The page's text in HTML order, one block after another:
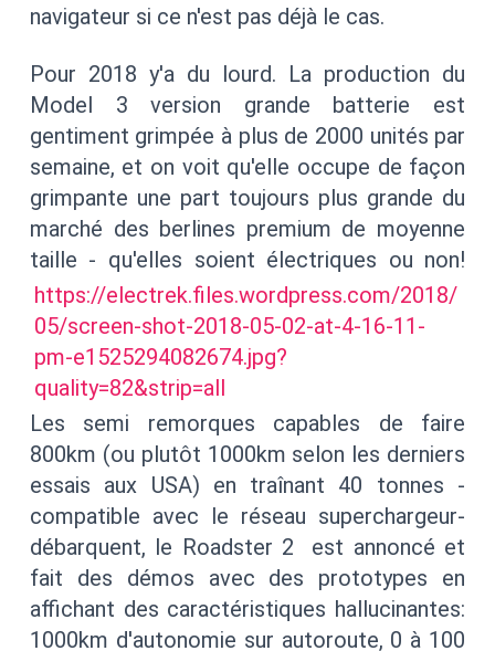
navigateur si ce n'est pas déjà le cas.
Pour 2018 y'a du lourd. La production du
Model 3 version grande batterie est
gentiment grimpée à plus de 2000 unités par
semaine, et on voit qu'elle occupe de façon
grimpante une part toujours plus grande du
marché des berlines premium de moyenne
taille - qu'elles soient électriques ou non!
https://electrek.files.wordpress.com/2018/
05/screen-shot-2018-05-02-at-4-16-11-
pm-e1525294082674.jpg?
quality=82&strip=all
Les semi remorques capables de faire
800km (ou plutôt 1000km selon les derniers
essais aux USA) en traînant 40 tonnes -
compatible avec le réseau superchargeur-
débarquent, le Roadster 2 est annoncé et
fait des démos avec des prototypes en
affichant des caractéristiques hallucinantes:
1000km d'autonomie sur autoroute, 0 à 100